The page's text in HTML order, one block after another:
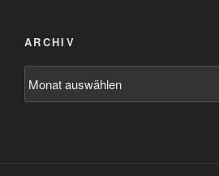
ARCHIV